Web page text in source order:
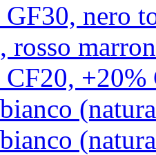
GF30, nero
rosso
CF20,